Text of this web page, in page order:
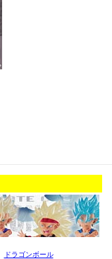
ドラゴンボール